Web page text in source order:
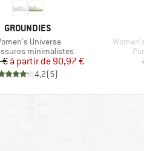
MARQUE
GROUNDIES
Universe
groupminimalistes
Prix
€ Prix réduit
à partir de 90,97 €
4,2(5)
Article